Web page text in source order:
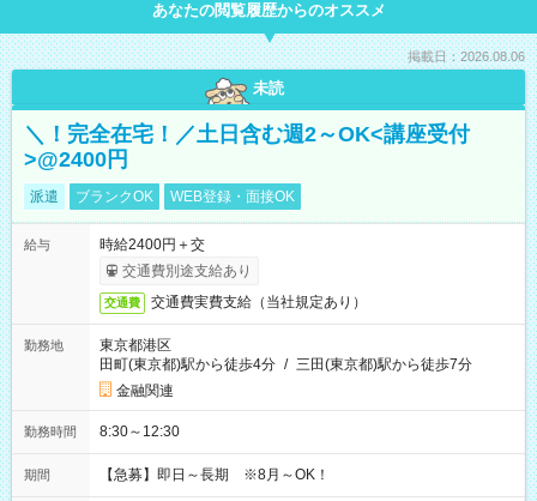
あなたの閲覧履歴からのオススメ
掲載日：2026.08.06
未読
＼！完全在宅！／土日含む週2～OK<講座受付
>@2400円
派遣 ブランクOK WEB登録・面接OK
給与
時給2400円＋交
交通費別途支給あり
交通費 交通費実費支給（当社規定あり）
勤務地
東京都港区
田町(東京都)駅から徒歩4分 / 三田(東京都)駅から徒歩7分
金融関連
勤務時間 8:30～12:30
期間 【急募】即日～長期 ※8月～OK！